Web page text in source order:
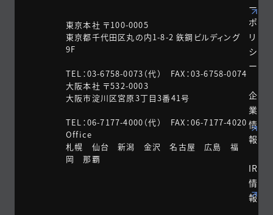
東京本社 〒100-0005
東京都千代田区丸の内1-8-2 鉃鋼ビルディング
9F
TEL：03-6758-0073（代） FAX：03-6758-0074
大阪本社 〒532-0003
大阪市淀川区宮原3丁目3番41号
TEL：06-7177-4000（代） FAX：06-7177-4020
Office
札幌 仙台 新潟 金沢 名古屋 広島 福
岡 那覇
ー
ポ
リ
シ
ー
企
業
情
報
IR
情
報